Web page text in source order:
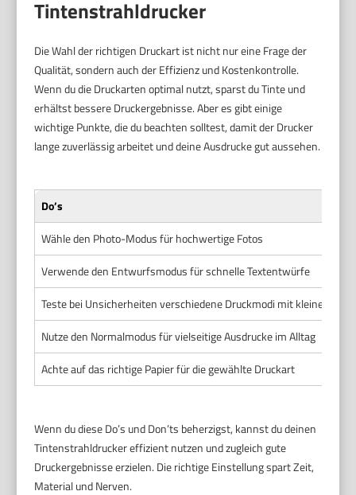
Tintenstrahldrucker
Die Wahl der richtigen Druckart ist nicht nur eine Frage der
Qualität, sondern auch der Effizienz und Kostenkontrolle.
Wenn du die Druckarten optimal nutzt, sparst du Tinte und
erhältst bessere Druckergebnisse. Aber es gibt einige
wichtige Punkte, die du beachten solltest, damit der Drucker
lange zuverlässig arbeitet und deine Ausdrucke gut aussehen.
Do’s
Wähle den Photo-Modus für hochwertige Fotos
Verwende den Entwurfsmodus für schnelle Textentwürfe
Teste bei Unsicherheiten verschiedene Druckmodi mit kleinen
Nutze den Normalmodus für vielseitige Ausdrucke im Alltag
Achte auf das richtige Papier für die gewählte Druckart
Wenn du diese Do’s und Don’ts beherzigst, kannst du deinen
Tintenstrahldrucker effizient nutzen und zugleich gute
Druckergebnisse erzielen. Die richtige Einstellung spart Zeit,
Material und Nerven.